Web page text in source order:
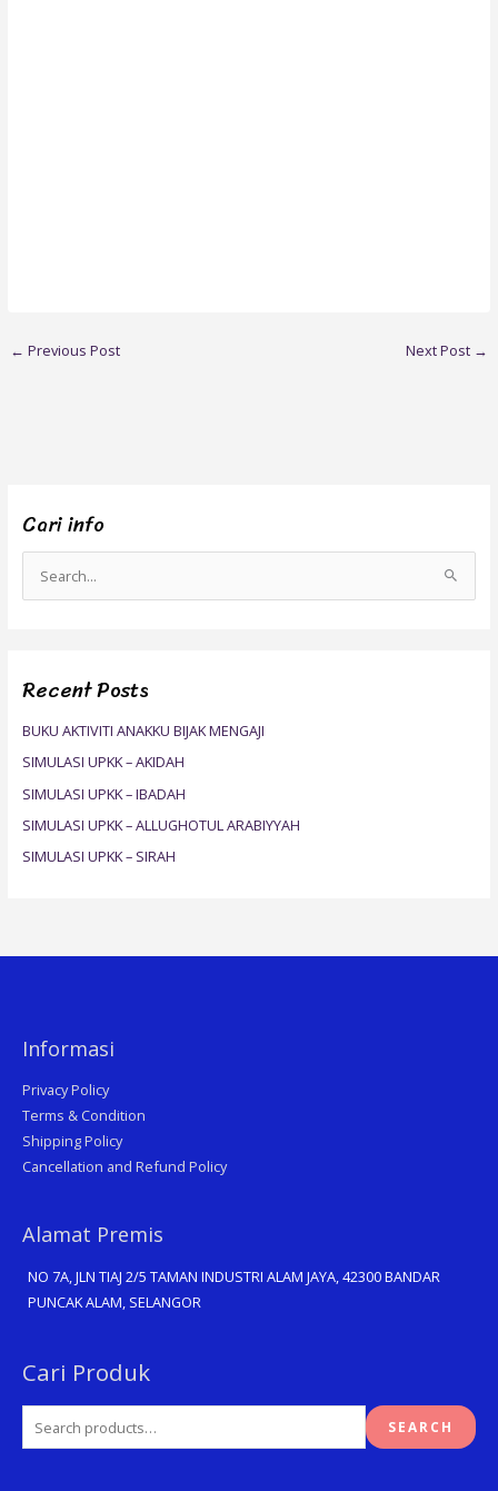
Cari info
e
c
o
r
:
Recent Posts
BUKU AKTIVITI ANAKKU BIJAK MENGAJI
SIMULASI UPKK – AKIDAH
SIMULASI UPKK – IBADAH
SIMULASI UPKK – ALLUGHOTUL ARABIYYAH
SIMULASI UPKK – SIRAH
← Previous Post Next Post →
Informasi
Privacy Policy
Terms & Condition
Shipping Policy
Cancellation and Refund Policy
Alamat Premis
NO 7A, JLN TIAJ 2/5 TAMAN INDUSTRI ALAM JAYA, 42300 BANDAR
PUNCAK ALAM, SELANGOR
Cari Produk
Search
SEARCH